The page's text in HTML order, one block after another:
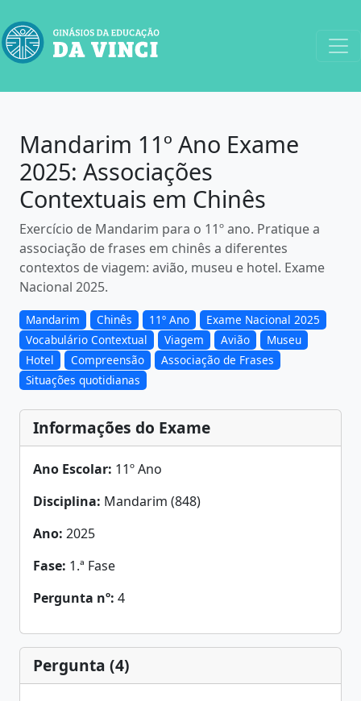
Mandarim 11º Ano Exame
2025: Associações
Contextuais em Chinês
Exercício de Mandarim para o 11º ano. Pratique a
associação de frases em chinês a diferentes
contextos de viagem: avião, museu e hotel. Exame
Nacional 2025.
Mandarim Chinês 11º Ano
Exame Nacional 2025
Vocabulário Contextual
Viagem Avião
Museu
Hotel
Compreensão
Associação de Frases
Situações quotidianas
Informações do Exame
Ano Escolar: 11º Ano
Disciplina: Mandarim (848)
Ano: 2025
Fase: 1.ª Fase
Pergunta nº: 4
Pergunta (4)